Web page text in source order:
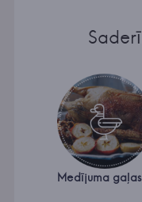
Medījuma